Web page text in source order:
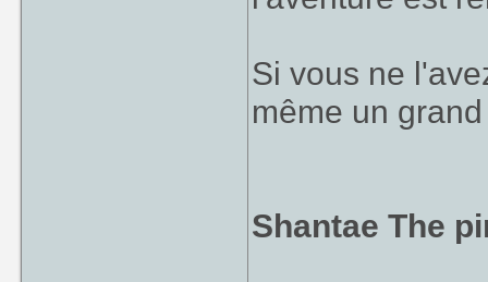
Si vous ne
même un
Shantae The